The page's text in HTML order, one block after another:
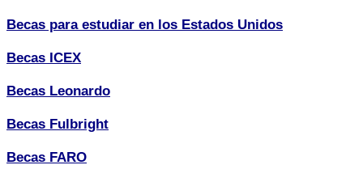
Becas para estudiar en los Estados Unidos
Becas ICEX
Becas Leonardo
Becas Fulbright
Becas FARO